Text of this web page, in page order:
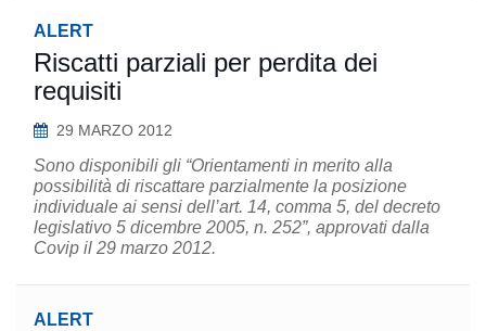
ALERT
Riscatti parziali per perdita dei
requisiti
29 MARZO 2012
Sono disponibili gli “Orientamenti in merito alla
possibilità di riscattare parzialmente la posizione
individuale ai sensi dell’art. 14, comma 5, del decreto
legislativo 5 dicembre 2005, n. 252”, approvati dalla
Covip il 29 marzo 2012.
ALERT